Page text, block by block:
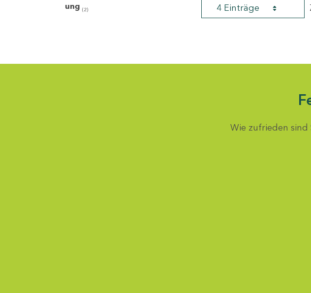
ung (2) 4 Einträge
Wie zufrieden sind